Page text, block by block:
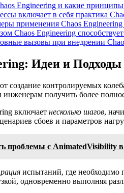
Engineering и какие
включает в себя практика
применения Chaos
Chaos Engineering
вызовы при внедрении
Идеи и Подходы
создание контролируемых
инженерам получить более
включает несколько шагов,
сбоев и параметров
проблемы с AnimatedVisibility
испытаний, где необходимо
одновременно выполняя